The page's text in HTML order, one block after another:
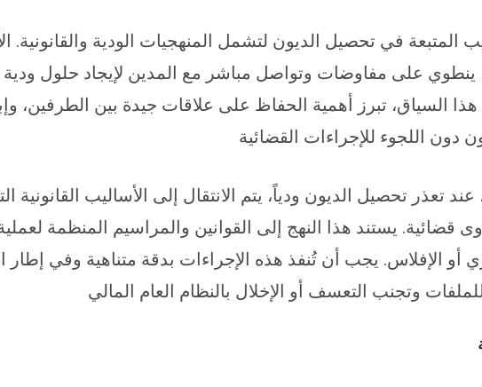
المتبعة في تحصيل الديون لتشمل المنهجيات الودية
ينطوي على مفاوضات وتواصل مباشر مع المدين لإيجاد حلول
السياق، تبرز أهمية الحفاظ على علاقات جيدة بين الطرفين،
دون اللجوء للإجراءات القضائية
عند تعذر تحصيل الديون ودياً، يتم الانتقال إلى الأساليب
قضائية. يستند هذا النهج إلى القوانين والمراسيم المنظمة
أو الإفلاس. يجب أن تُنفذ هذه الإجراءات بدقة متناهية وفي إطار
وتجنب التعسف أو الإخلال بالنظام العام المالي